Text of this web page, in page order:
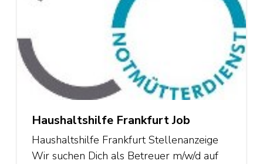
Haushaltshilfe Frankfurt Job
Haushaltshilfe Frankfurt Stellenanzeige
Wir suchen Dich als Betreuer m/w/d auf